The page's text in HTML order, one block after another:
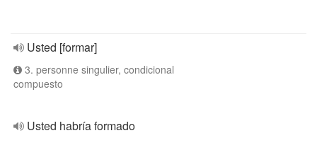
Usted [formar]
3. personne singulier, condicional
compuesto
Usted habría formado